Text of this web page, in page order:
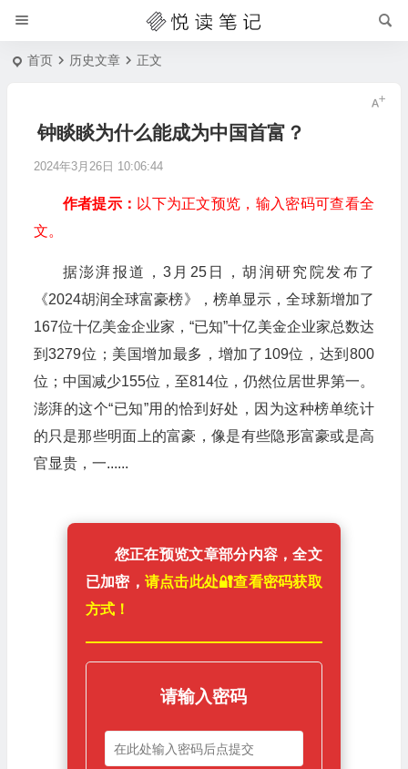
首页 历史文章 正文
钟睒睒为什么能成为中国首富？
2024年3月26日 10:06:44
作者提示： 以下为正文预览，输入密码可查看全
文。
据澎湃报道，3月25日，胡润研究院发布了
《2024胡润全球富豪榜》，榜单显示，全球新增加了
167位十亿美金企业家，“已知”十亿美金企业家总数达
到3279位；美国增加最多，增加了109位，达到800
位；中国减少155位，至814位，仍然位居世界第一。
澎湃的这个“已知”用的恰到好处，因为这种榜单统计
的只是那些明面上的富豪，像是有些隐形富豪或是高
官显贵，一......
您正在预览文章部分内容，全文
已加密， 请点击此处🔐️查看密码获取
方式！
请输入密码